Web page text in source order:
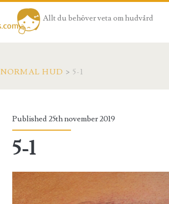
Allt du behöver veta om hudvård
NORMAL HUD > 5-1
Published 25th november 2019
5-1